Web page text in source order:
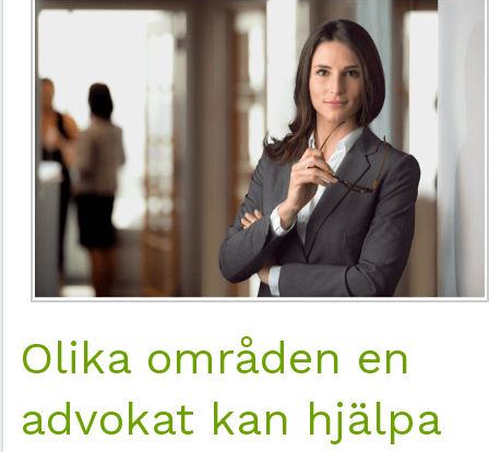
Olika områden en
advokat kan hjälpa